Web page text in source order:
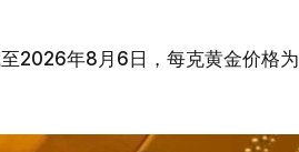
2026年8月6日，每克黄金价格为